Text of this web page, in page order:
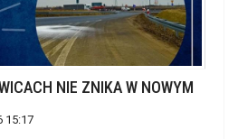
NIE ZNIKA W NOWYM
15:17